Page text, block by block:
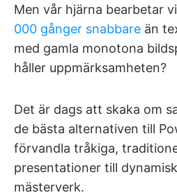
Men vår hjärna bearbetar
000 gånger snabbare än
med gamla monotona
håller uppmärksamheten?
Det är dags att skaka om
de bästa alternativen till
förvandla tråkiga,
presentationer till
mästerverk.